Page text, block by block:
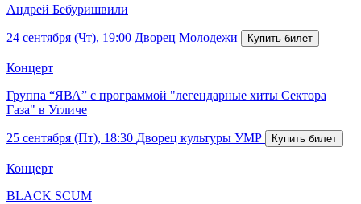
Андрей Бебуришвили
24 сентября (Чт), 19:00 Дворец Молодежи
Концерт
Группа “ЯВА” с программой "легендарные хиты Сектора
Газа" в Угличе
25 сентября (Пт), 18:30 Дворец культуры УМР
Концерт
BLACK SCUM